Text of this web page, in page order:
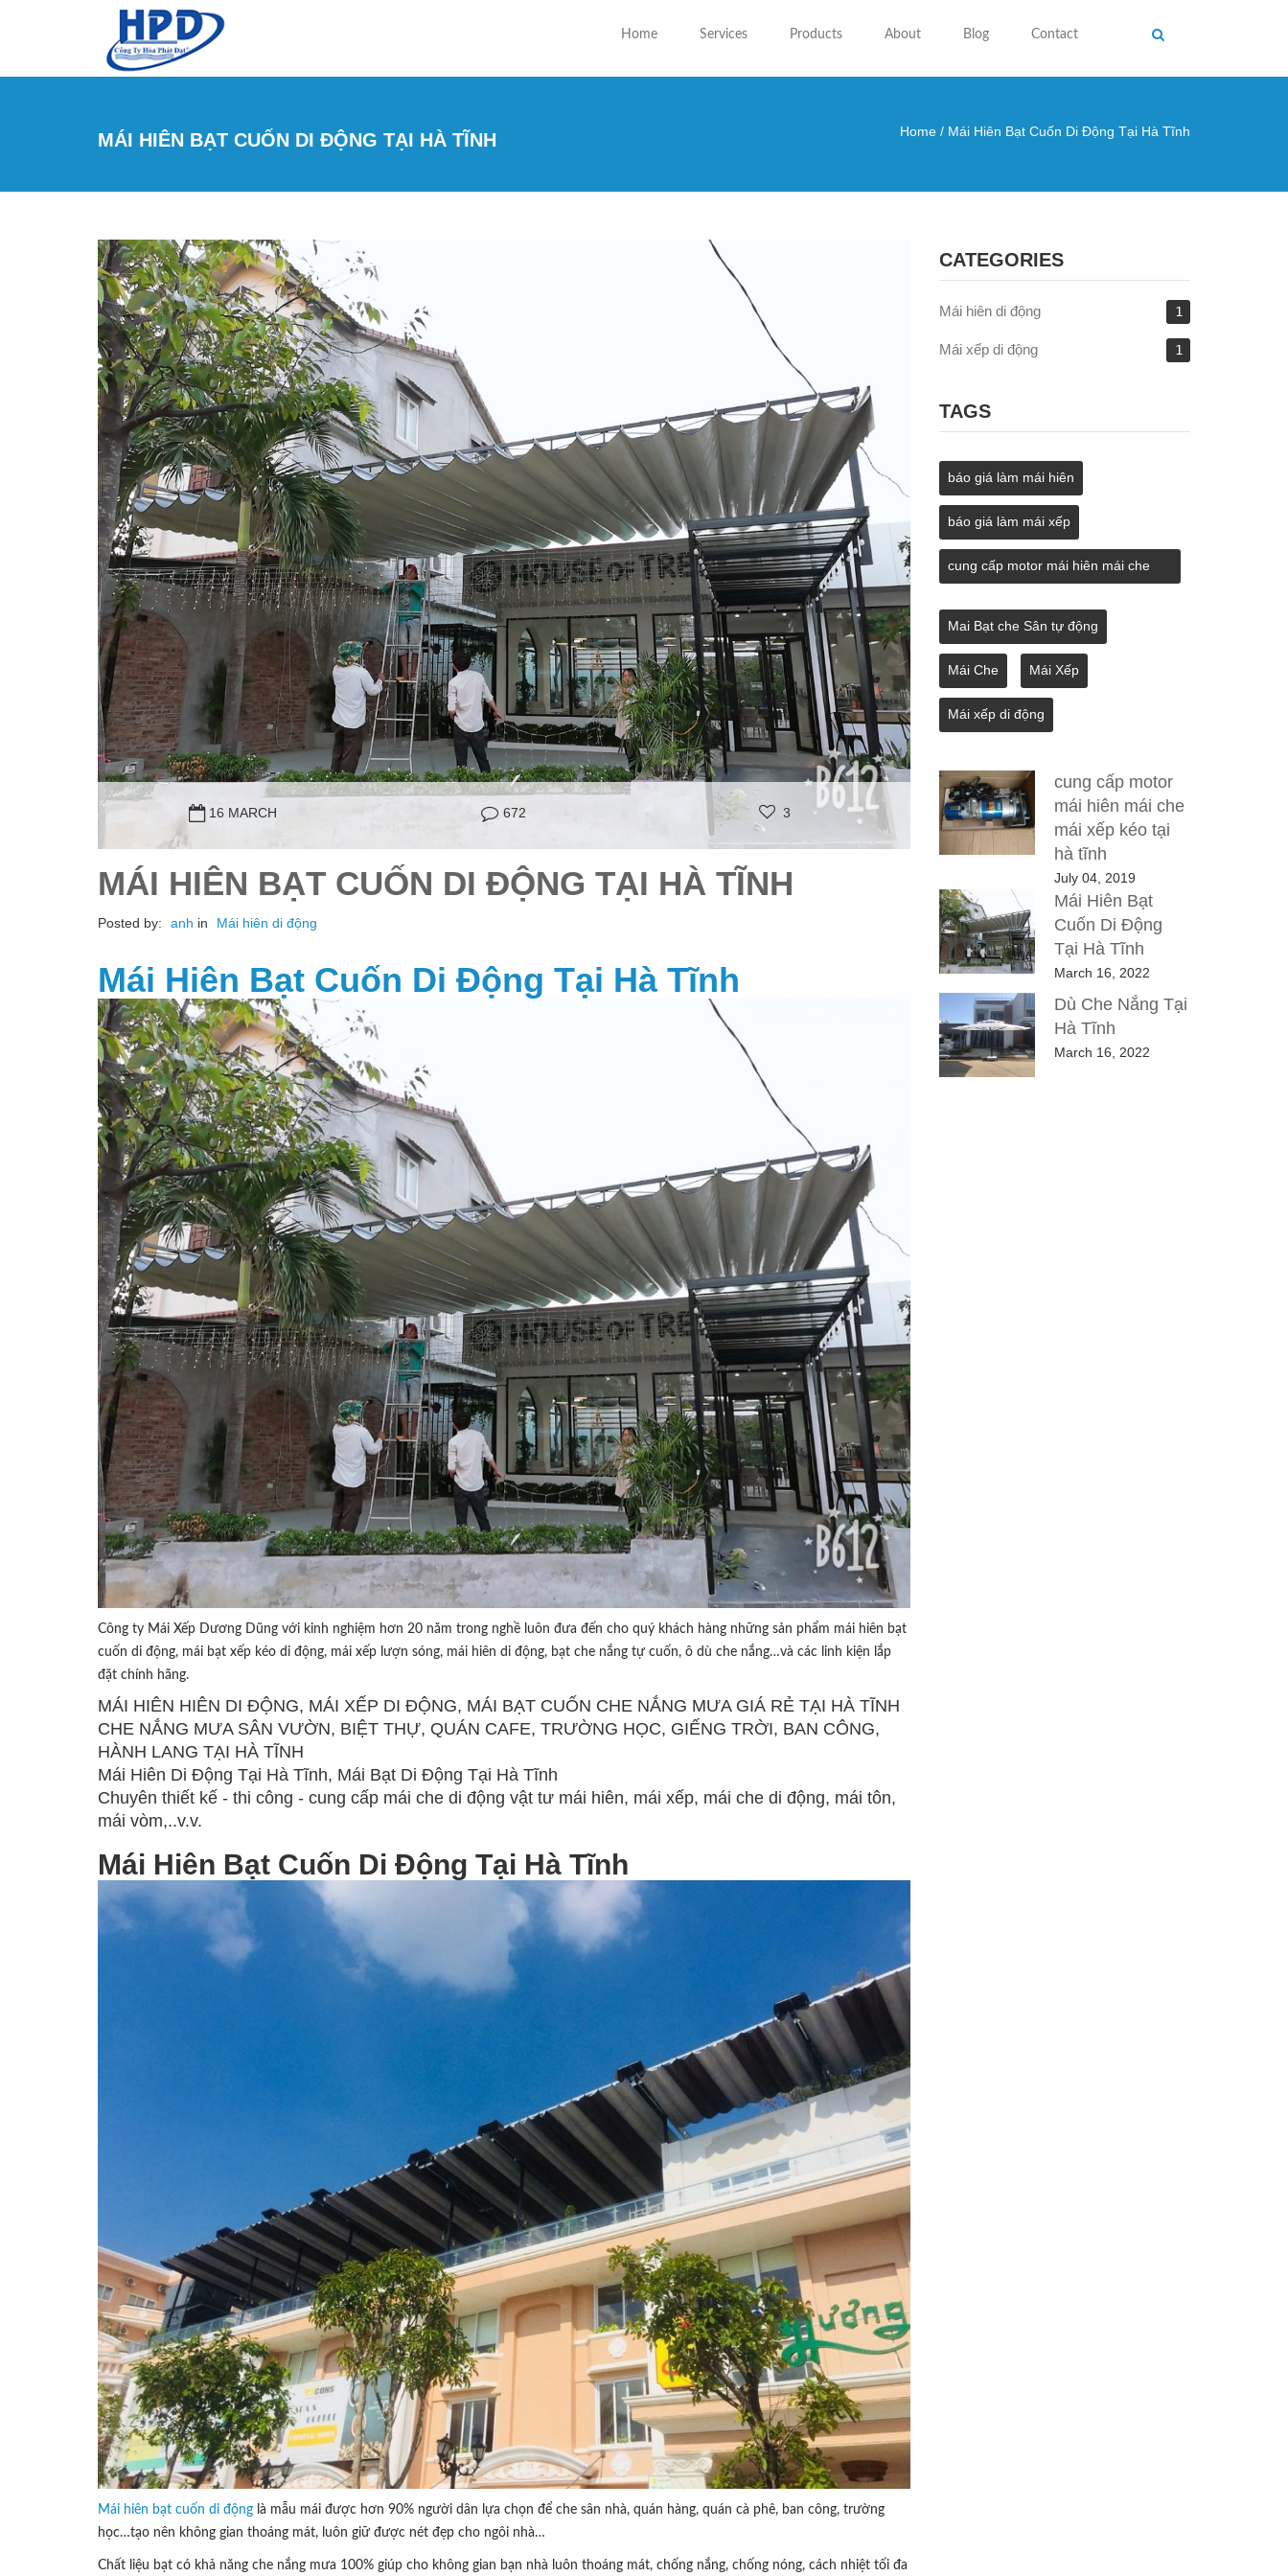
Skip to main content
Home Services Products About Blog Contact
MÁI HIÊN BẠT CUỐN DI ĐỘNG TẠI HÀ TĨNH Home / Mái Hiên Bạt Cuốn Di Động Tại Hà Tĩnh
16 MARCH 672 3
MÁI HIÊN BẠT CUỐN DI ĐỘNG TẠI HÀ TĨNH
Posted by: anh in Mái hiên di động
Mái Hiên Bạt Cuốn Di Động Tại Hà Tĩnh
Công ty Mái Xếp Dương Dũng với kinh nghiệm hơn 20 năm trong nghề luôn đưa đến cho quý khách hàng những sản phẩm mái hiên bạt
cuốn di động, mái bạt xếp kéo di động, mái xếp lượn sóng, mái hiên di động, bạt che nắng tự cuốn, ô dù che nắng…và các linh kiện lắp
đặt chính hãng.
MÁI HIÊN HIÊN DI ĐỘNG, MÁI XẾP DI ĐỘNG, MÁI BẠT CUỐN CHE NẮNG MƯA GIÁ RẺ TẠI HÀ TĨNH
CHE NẮNG MƯA SÂN VƯỜN, BIỆT THỰ, QUÁN CAFE, TRƯỜNG HỌC, GIẾNG TRỜI, BAN CÔNG,
HÀNH LANG TẠI HÀ TĨNH
Mái Hiên Di Động Tại Hà Tĩnh, Mái Bạt Di Động Tại Hà Tĩnh
Chuyên thiết kế - thi công - cung cấp mái che di động vật tư mái hiên, mái xếp, mái che di động, mái tôn,
mái vòm,..v.v.
Mái Hiên Bạt Cuốn Di Động Tại Hà Tĩnh
Mái hiên bạt cuốn di động là mẫu mái được hơn 90% người dân lựa chọn để che sân nhà, quán hàng, quán cà phê, ban công, trường
học…tạo nên không gian thoáng mát, luôn giữ được nét đẹp cho ngôi nhà…
Chất liệu bạt có khả năng che nắng mưa 100% giúp cho không gian bạn nhà luôn thoáng mát, chống nắng, chống nóng, cách nhiệt tối đa
CATEGORIES
Mái hiên di động 1
Mái xếp di động 1
TAGS
báo giá làm mái hiên
báo giá làm mái xếp
cung cấp motor mái hiên mái che
Mai Bạt che Sân tự động
Mái Che Mái Xếp
Mái xếp di động
cung cấp motor
mái hiên mái che
mái xếp kéo tại
hà tĩnh
July 04, 2019
Mái Hiên Bạt
Cuốn Di Động
Tại Hà Tĩnh
March 16, 2022
Dù Che Nắng Tại
Hà Tĩnh
March 16, 2022